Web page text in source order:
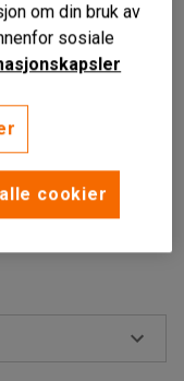
i flere ulike
for
om din bruk av
sosiale
cookier